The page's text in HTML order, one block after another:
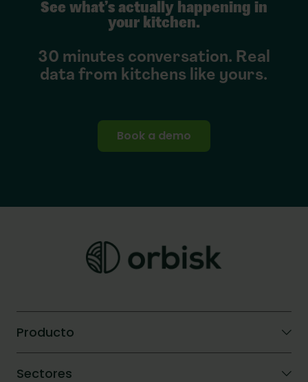
See what’s actually happening in
your kitchen.
30 minutes conversation. Real
data from kitchens like yours.
Book a demo
Producto
IA de Orbisk
Sectores